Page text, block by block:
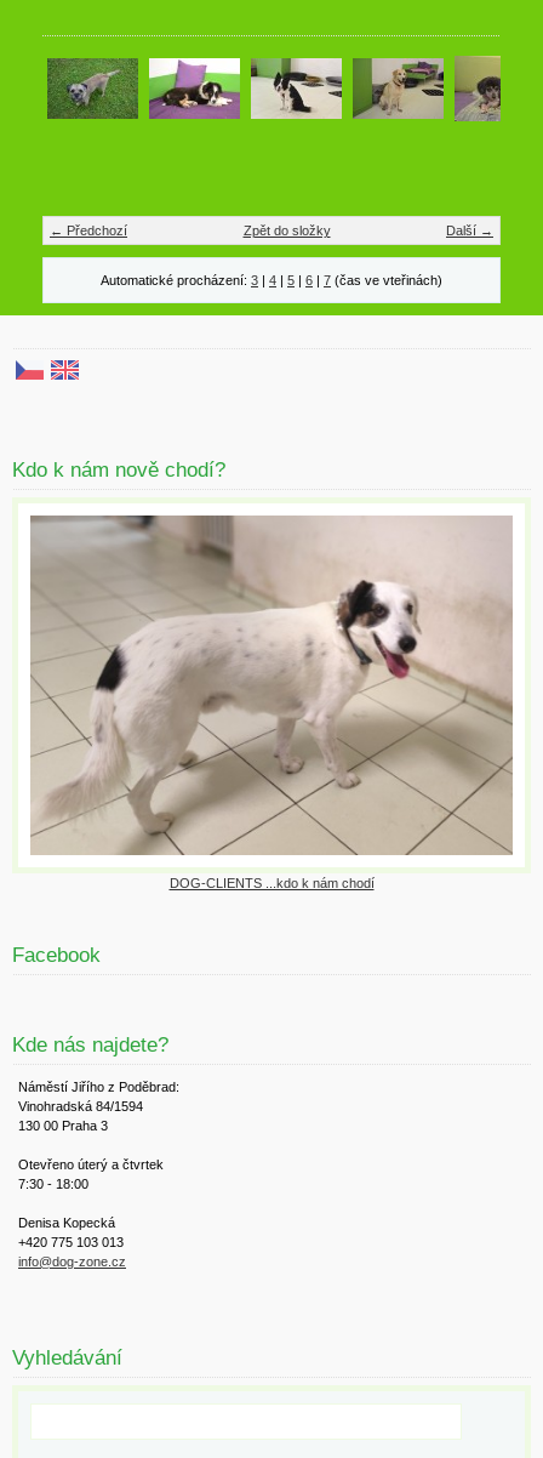
← Předchozí Další →
Zpět do složky
Automatické procházení: 3 4 5 6 7 (čas ve vteřinách)
Kdo k nám nově chodí?
DOG-CLIENTS ...kdo k nám chodí
Facebook
Kde nás najdete?
Náměstí Jiřího z Poděbrad:
Vinohradská 84/1594
130 00 Praha 3
Otevřeno úterý a čtvrtek
7:30 - 18:00
Denisa Kopecká
+420 775 103 013
info@dog-zone.cz
Vyhledávání